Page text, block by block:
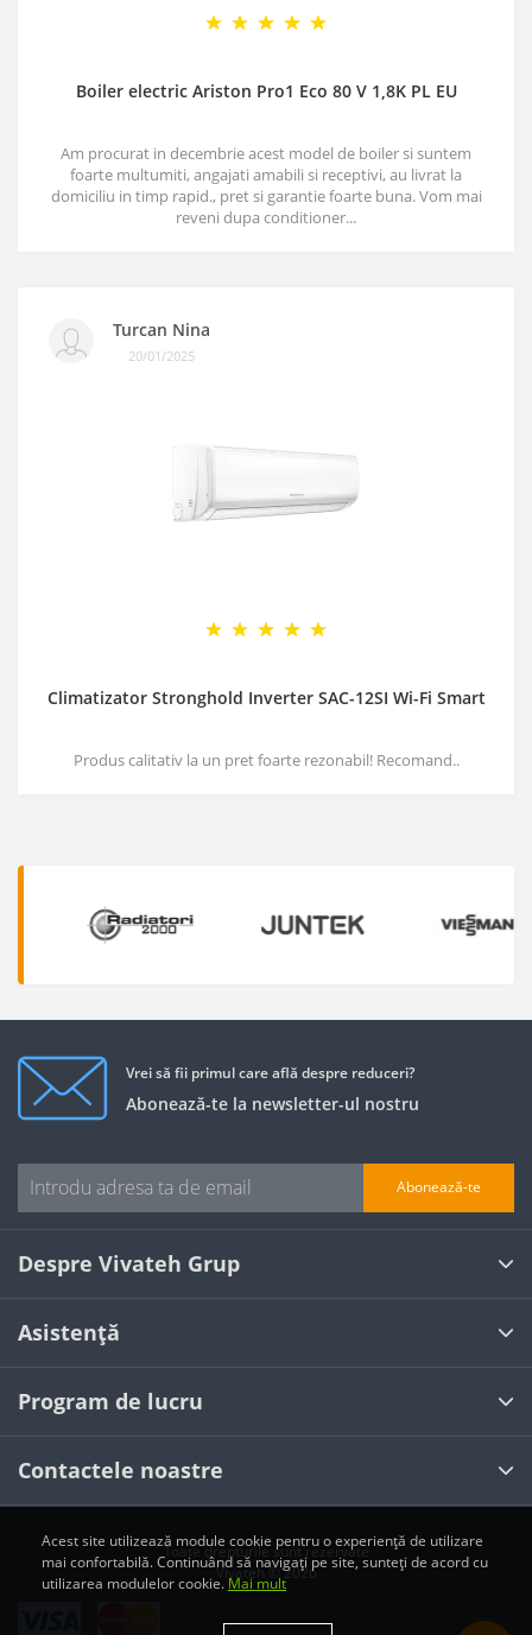
Boiler electric Ariston Pro1 Eco 80 V 1,8K PL EU
Am procurat in decembrie acest model de boiler si suntem
foarte multumiti, angajati amabili si receptivi, au livrat la
domiciliu in timp rapid., pret si garantie foarte buna. Vom mai
reveni dupa conditioner...
Turcan Nina
20/01/2025
Climatizator Stronghold Inverter SAC-12SI Wi-Fi Smart
Produs calitativ la un pret foarte rezonabil! Recomand..
Vrei să fii primul care află despre reduceri?
Abonează-te la newsletter-ul nostru
Abonează-te
Despre Vivateh Grup
Asistență
Program de lucru
Contactele noastre
Toate drepturile sunt rezervate
Vivateh © 2026
Acest site utilizează module cookie pentru o experiență de utilizare
mai confortabilă. Continuând să navigați pe site, sunteți de acord cu
utilizarea modulelor cookie.Mai mult